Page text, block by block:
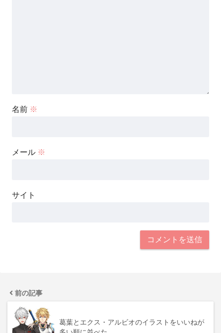
名前 ※
メール ※
サイト
前の記事
葛葉とエクス・アルビオのイラストをいいねが